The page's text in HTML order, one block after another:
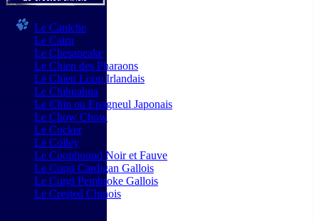
Le Caniche
Le Cairn
Le Chesapeake
Le Chien des Pharaons
Le Chien Loup Irlandais
Le Chihuahua
Le Chin ou Epagneul Japonais
Le Chow Chow
Le Cocker
Le Colley
Le Coonhound Noir et Fauve
Le Corgi Cardigan Gallois
Le Corgi Pembroke Gallois
Le Crested Chinois